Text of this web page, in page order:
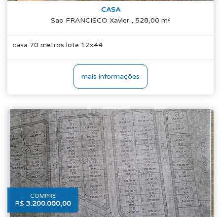
CASA
Sao FRANCISCO Xavier , 528,00 m²
casa 70 metros lote 12x44
mais informações
COMPRE
R$ 3.200.000,00